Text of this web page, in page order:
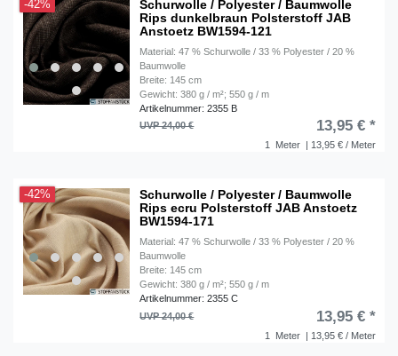
-42%
Schurwolle / Polyester / Baumwolle
Rips dunkelbraun Polsterstoff JAB
Anstoetz BW1594-121
Material: 47 % Schurwolle / 33 % Polyester / 20 %
Baumwolle
Breite: 145 cm
Gewicht: 380 g / m²; 550 g / m
Artikelnummer: 2355 B
1 Meter | 13,95 € / Meter
UVP 24,00 € 13,95 € *
-42%
Schurwolle / Polyester / Baumwolle
Rips ecru Polsterstoff JAB Anstoetz
BW1594-171
Material: 47 % Schurwolle / 33 % Polyester / 20 %
Baumwolle
Breite: 145 cm
Gewicht: 380 g / m²; 550 g / m
Artikelnummer: 2355 C
1 Meter | 13,95 € / Meter
UVP 24,00 € 13,95 € *